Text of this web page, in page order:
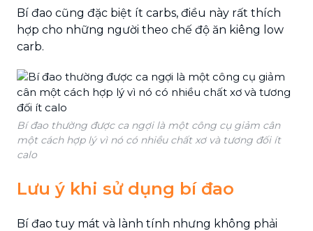
Bí đao cũng đặc biệt ít carbs, điều này rất thích
hợp cho những người theo chế độ ăn kiêng low
carb.
Bí đao thường được ca ngợi là một công cụ giảm cân
một cách hợp lý vì nó có nhiều chất xơ và tương đối ít
calo
Lưu ý khi sử dụng bí đao
Bí đao tuy mát và lành tính nhưng không phải